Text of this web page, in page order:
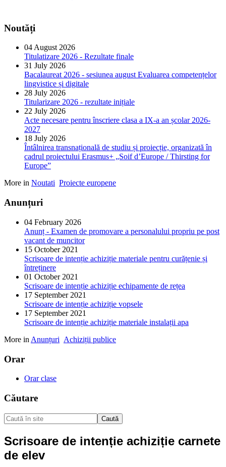
Noutăți
04 August 2026
Titulatizare 2026 - Rezultate finale
31 July 2026
Bacalaureat 2026 - sesiunea august Evaluarea competențelor
lingvistice și digitale
28 July 2026
Titularizare 2026 - rezultate inițiale
22 July 2026
Acte necesare pentru înscriere clasa a IX-a an școlar 2026-
2027
18 July 2026
Întâlnirea transnațională de studiu și proiecție, organizată în
cadrul proiectului Erasmus+ „Soif d’Europe / Thirsting for
Europe”
More in Noutati Proiecte europene
Anunțuri
04 February 2026
Anunț - Examen de promovare a personalului propriu pe post
vacant de muncitor
15 October 2021
Scrisoare de intenție achiziție materiale pentru curățenie și
întreținere
01 October 2021
Scrisoare de intenție achiziție echipamente de rețea
17 September 2021
Scrisoare de intenție achiziție vopsele
17 September 2021
Scrisoare de intenție achiziție materiale instalații apa
More in Anunțuri Achiziții publice
Orar
Orar clase
Căutare
Caută
Scrisoare de intenție achiziție carnete
de elev